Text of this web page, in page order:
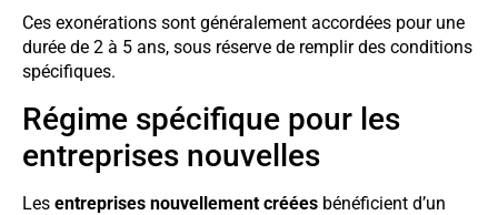
Ces exonérations sont généralement accordées pour une
durée de 2 à 5 ans, sous réserve de remplir des conditions
spécifiques.
Régime spécifique pour les
entreprises nouvelles
Les entreprises nouvellement créées bénéficient d’un